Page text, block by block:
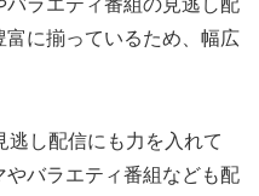
ラエティ番組の見逃し配
に揃っているため、幅広
逃し配信にも力を入れて
バラエティ番組なども配